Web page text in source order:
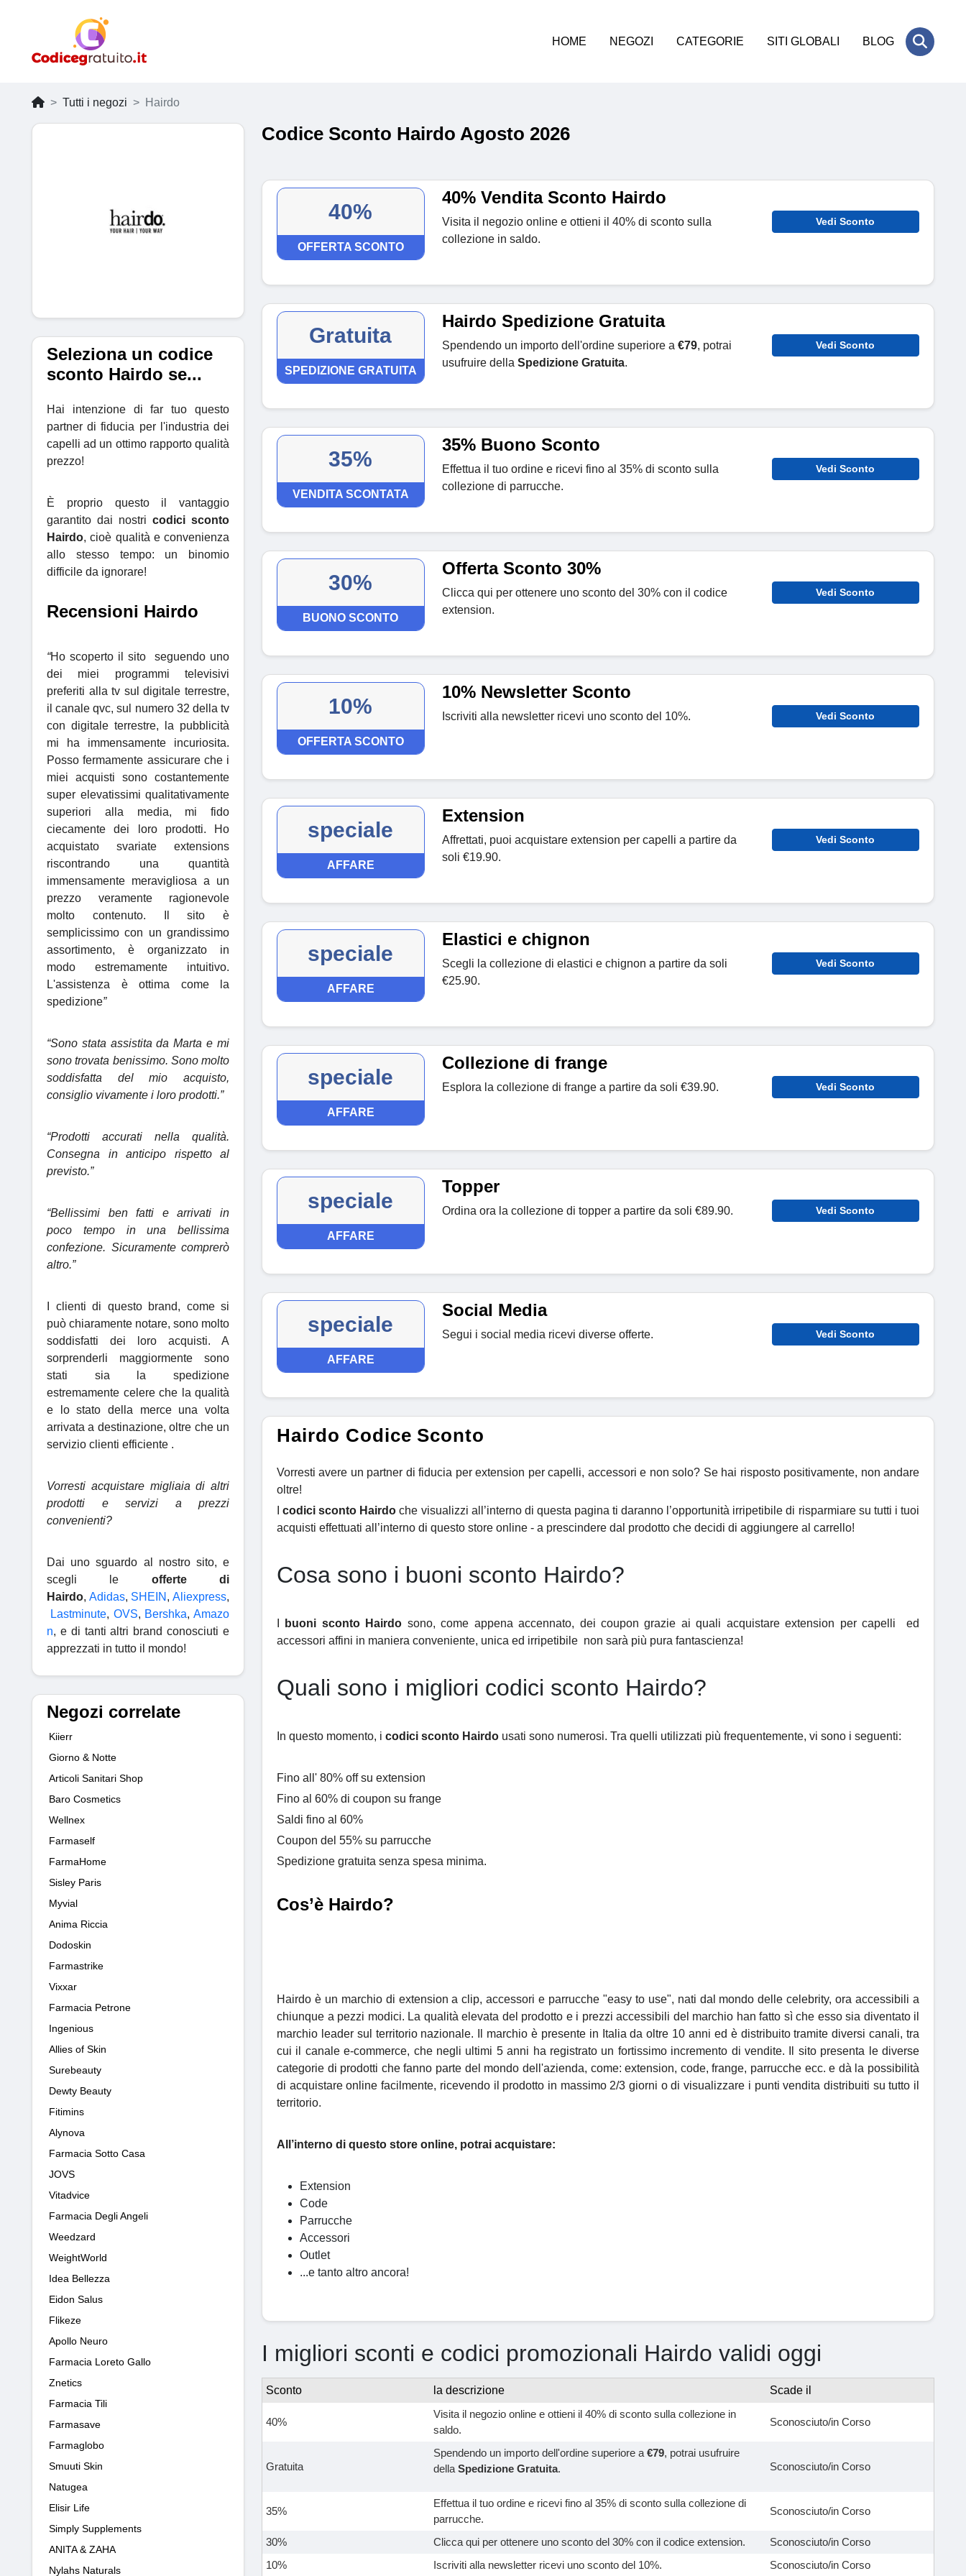
HOME NEGOZI CATEGORIE SITI GLOBALI BLOG
Tutti i negozi Hairdo
Seleziona un codice
sconto Hairdo se...
Hai intenzione di far tuo questo
partner di fiducia per l'industria dei
capelli ad un ottimo rapporto qualità
prezzo!
È proprio questo il vantaggio
garantito dai nostri codici sconto
Hairdo, cioè qualità e convenienza
allo stesso tempo: un binomio
difficile da ignorare!
Recensioni Hairdo
“Ho scoperto il sito seguendo uno
dei miei programmi televisivi
preferiti alla tv sul digitale terrestre,
il canale qvc, sul numero 32 della tv
con digitale terrestre, la pubblicità
mi ha immensamente incuriosita.
Posso fermamente assicurare che i
miei acquisti sono costantemente
super elevatissimi qualitativamente
superiori alla media, mi fido
ciecamente dei loro prodotti. Ho
acquistato svariate extensions
riscontrando una quantità
immensamente meravigliosa a un
prezzo veramente ragionevole
molto contenuto. Il sito è
semplicissimo con un grandissimo
assortimento, è organizzato in
modo estremamente intuitivo.
L'assistenza è ottima come la
spedizione”
“Sono stata assistita da Marta e mi
sono trovata benissimo. Sono molto
soddisfatta del mio acquisto,
consiglio vivamente i loro prodotti.”
“Prodotti accurati nella qualità.
Consegna in anticipo rispetto al
previsto.”
“Bellissimi ben fatti e arrivati in
poco tempo in una bellissima
confezione. Sicuramente comprerò
altro.”
I clienti di questo brand, come si
può chiaramente notare, sono molto
soddisfatti dei loro acquisti. A
sorprenderli maggiormente sono
stati sia la spedizione
estremamente celere che la qualità
e lo stato della merce una volta
arrivata a destinazione, oltre che un
servizio clienti efficiente .
Vorresti acquistare migliaia di altri
prodotti e servizi a prezzi
convenienti?
Dai uno sguardo al nostro sito, e
scegli le offerte di
Hairdo, Adidas, SHEIN , Aliexpress,
Lastminute, OVS, Bershka, Amazo
n, e di tanti altri brand conosciuti e
apprezzati in tutto il mondo!
Negozi correlate
Kiierr
Giorno & Notte
Articoli Sanitari Shop
Baro Cosmetics
Wellnex
Farmaself
FarmaHome
Sisley Paris
Myvial
Anima Riccia
Dodoskin
Farmastrike
Vixxar
Farmacia Petrone
Ingenious
Allies of Skin
Surebeauty
Dewty Beauty
Fitimins
Alynova
Farmacia Sotto Casa
JOVS
Vitadvice
Farmacia Degli Angeli
Weedzard
WeightWorld
Idea Bellezza
Eidon Salus
Flikeze
Apollo Neuro
Farmacia Loreto Gallo
Znetics
Farmacia Tili
Farmasave
Farmaglobo
Smuuti Skin
Natugea
Elisir Life
Simply Supplements
ANITA & ZAHA
Nylahs Naturals
Codice Sconto Hairdo Agosto 2026
40%
OFFERTA SCONTO
40% Vendita Sconto Hairdo
Visita il negozio online e ottieni il 40% di sconto sulla
collezione in saldo.
Vedi Sconto
Gratuita
SPEDIZIONE GRATUITA
Hairdo Spedizione Gratuita
Spendendo un importo dell'ordine superiore a €79, potrai
usufruire della Spedizione Gratuita.
Vedi Sconto
35%
VENDITA SCONTATA
35% Buono Sconto
Effettua il tuo ordine e ricevi fino al 35% di sconto sulla
collezione di parrucche.
Vedi Sconto
30%
BUONO SCONTO
Offerta Sconto 30%
Clicca qui per ottenere uno sconto del 30% con il codice
extension.
Vedi Sconto
10%
OFFERTA SCONTO
10% Newsletter Sconto
Iscriviti alla newsletter ricevi uno sconto del 10%. Vedi Sconto
speciale
AFFARE
Extension
Affrettati, puoi acquistare extension per capelli a partire da
soli €19.90.
Vedi Sconto
speciale
AFFARE
Elastici e chignon
Scegli la collezione di elastici e chignon a partire da soli
€25.90.
Vedi Sconto
speciale
AFFARE
Collezione di frange
Esplora la collezione di frange a partire da soli €39.90. Vedi Sconto
speciale
AFFARE
Topper
Ordina ora la collezione di topper a partire da soli €89.90. Vedi Sconto
speciale
AFFARE
Social Media
Segui i social media ricevi diverse offerte. Vedi Sconto
Hairdo Codice Sconto
Vorresti avere un partner di fiducia per extension per capelli, accessori e non solo? Se hai risposto positivamente, non andare
oltre!
Icodici sconto Hairdo che visualizzi all’interno di questa pagina ti daranno l’opportunità irripetibile di risparmiare su tutti i tuoi
acquisti effettuati all’interno di questo store online - a prescindere dal prodotto che decidi di aggiungere al carrello!
Cosa sono i buoni sconto Hairdo?
buoni sconto Hairdo sono, come appena accennato, dei coupon grazie ai quali acquistare extension per capelli ed
accessori affini in maniera conveniente, unica ed irripetibile non sarà più pura fantascienza!
Quali sono i migliori codici sconto Hairdo?
In questo momento, i codici sconto Hairdo usati sono numerosi. Tra quelli utilizzati più frequentemente, vi sono i seguenti:
Fino all' 80% off su extension
Fino al 60% di coupon su frange
Saldi fino al 60%
Coupon del 55% su parrucche
Spedizione gratuita senza spesa minima.
Cos’è Hairdo?
Hairdo è un marchio di extension a clip, accessori e parrucche "easy to use", nati dal mondo delle celebrity, ora accessibili a
chiunque a pezzi modici. La qualità elevata del prodotto e i prezzi accessibili del marchio han fatto sì che esso sia diventato il
marchio leader sul territorio nazionale. Il marchio è presente in Italia da oltre 10 anni ed è distribuito tramite diversi canali, tra
cui il canale e-commerce, che negli ultimi 5 anni ha registrato un fortissimo incremento di vendite. Il sito presenta le diverse
categorie di prodotti che fanno parte del mondo dell'azienda, come: extension, code, frange, parrucche ecc. e dà la possibilità
di acquistare online facilmente, ricevendo il prodotto in massimo 2/3 giorni o di visualizzare i punti vendita distribuiti su tutto il
territorio.
All’interno di questo store online, potrai acquistare:
Extension
Code
Parrucche
Accessori
Outlet
...e tanto altro ancora!
I migliori sconti e codici promozionali Hairdo validi oggi
Sconto la descrizione Scade il
40%
Visita il negozio online e ottieni il 40% di sconto sulla collezione in
saldo.
Sconosciuto/in Corso
Gratuita
Spendendo un importo dell'ordine superiore a €79, potrai usufruire
della Spedizione Gratuita. Sconosciuto/in Corso
35%
Effettua il tuo ordine e ricevi fino al 35% di sconto sulla collezione di
parrucche.
Sconosciuto/in Corso
30% Clicca qui per ottenere uno sconto del 30% con il codice extension.
Sconosciuto/in Corso
10%
Iscriviti alla newsletter ricevi uno sconto del 10%. Sconosciuto/in Corso